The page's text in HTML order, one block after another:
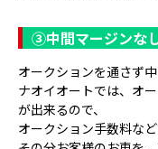
③中間マージンな
オークションを通さず
ナオイオートでは、オ
が出来るので、
オークション手数料な